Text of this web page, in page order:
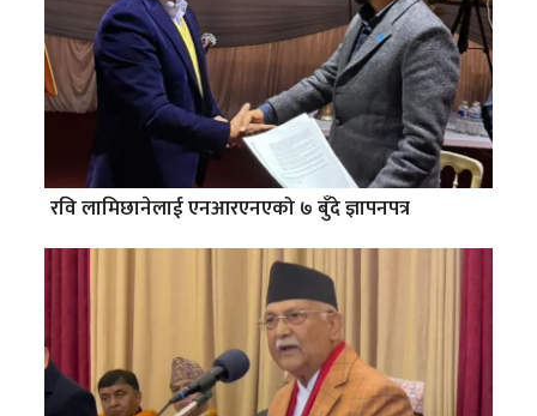
रवि लामिछानेलाई एनआरएनएको ७ बुँदे ज्ञापनपत्र